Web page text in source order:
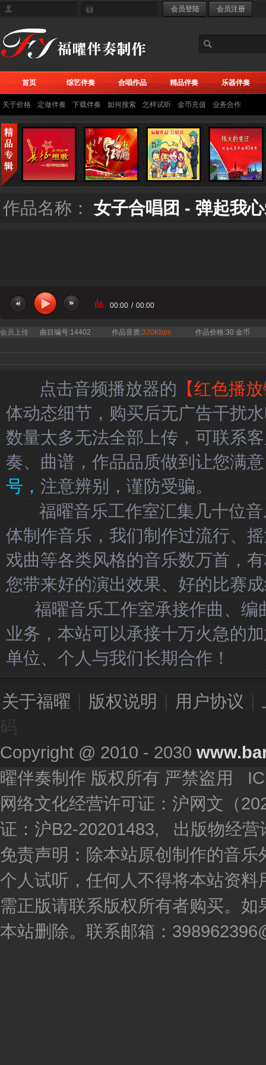
首页 综艺伴奏 合唱作品 精品伴奏 乐器伴奏
关于价格 定做伴奏 下载伴奏 如何搜索 怎样试听 金币充值 业务合作
作品名称： 女子合唱团 - 弹起我
00:00 / 00:00
会员上传 曲目编号:14402 作品音质:320Kbps 作品价格:30 金币
点击音频播放器的 【红色播
体动态细节，购买后无广告干扰
数量太多无法全部上传，可联系
奏、曲谱，作品品质做到让您满
号， 注意辨别，谨防受骗。
福曜音乐工作室汇集几十位音
体制作音乐，我们制作过流行、
戏曲等各类风格的音乐数万首，
您带来好的演出效果、好的比赛
福曜音乐工作室承接作曲、编
业务，本站可以承接十万火急的
单位、个人与我们长期合作！
关于福曜 版权说明 用户协议
Copyright @ 2010 - 2030
曜伴奏制作 版权所有 严禁盗用
网络文化经营许可证：沪网文（
证：沪B2-20201483, 出版物经营
免责声明：除本站原创制作的音
个人试听，任何人不得将本站资
需正版请联系版权所有者购买。
本站删除。联系邮箱：